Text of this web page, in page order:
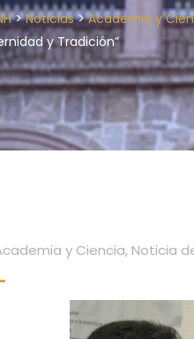
>Noticias>Academia y
y Tradición”
y Ciencia, Noticia